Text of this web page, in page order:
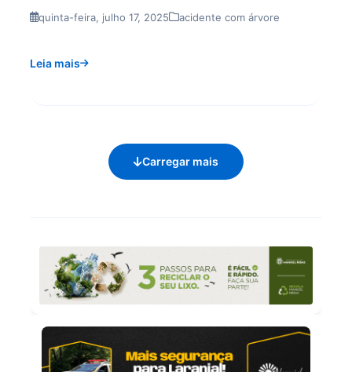
quinta-feira, julho 17, 2025 acidente com árvore
Leia mais
Carregar mais